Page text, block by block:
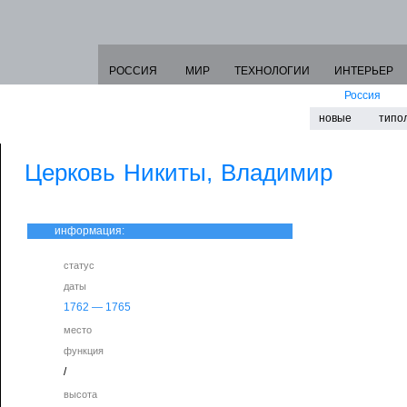
РОССИЯ МИР ТЕХНОЛОГИИ
ИНТЕРЬЕР
Россия
новые
Церковь Никиты, Владимир
информация:
статус
даты
1762 — 1765
место
функция
/
высота